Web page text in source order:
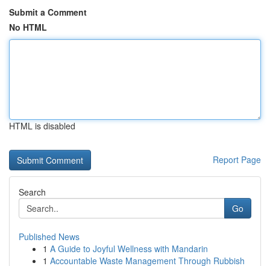
Submit a Comment
No HTML
HTML is disabled
Report Page
Search
Go
Published News
1 A Guide to Joyful Wellness with Mandarin
1 Accountable Waste Management Through Rubbish